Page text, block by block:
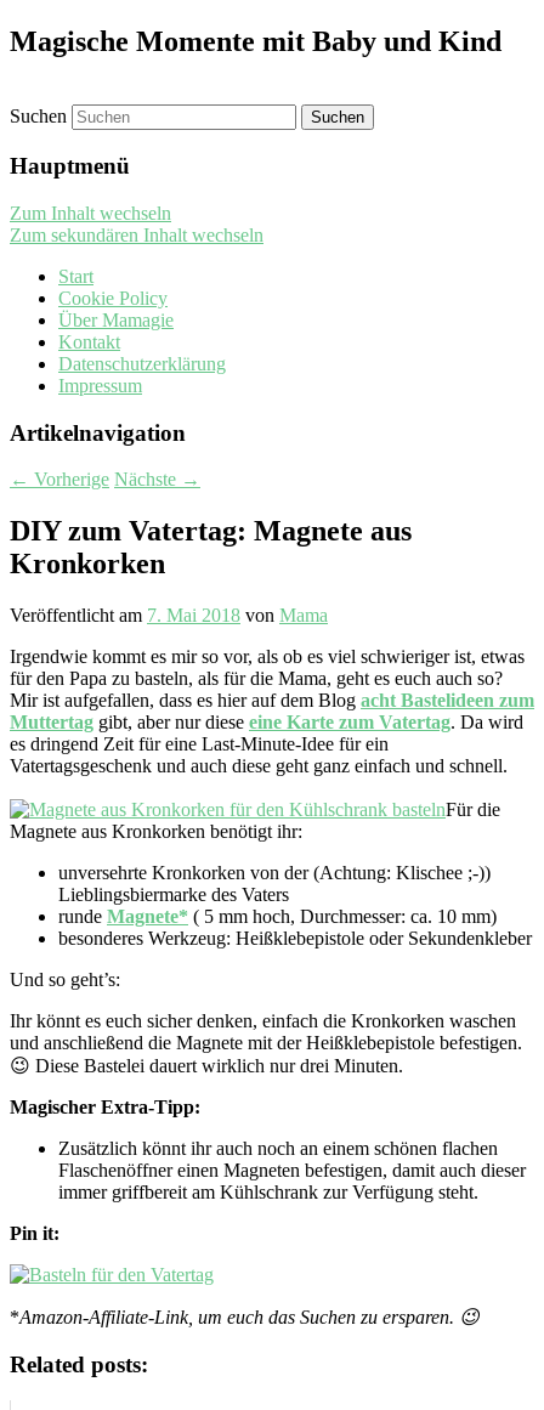
Magische Momente mit Baby und Kind
Suchen
Hauptmenü
Zum Inhalt wechseln
Zum sekundären Inhalt wechseln
Start
Cookie Policy
Über Mamagie
Kontakt
Datenschutzerklärung
Impressum
Artikelnavigation
← Vorherige Nächste →
DIY zum Vatertag: Magnete aus
Kronkorken
Veröffentlicht am 7. Mai 2018 von Mama
Irgendwie kommt es mir so vor, als ob es viel schwieriger ist, etwas
für den Papa zu basteln, als für die Mama, geht es euch auch so?
Mir ist aufgefallen, dass es hier auf dem Blog acht Bastelideen zum
Muttertag gibt, aber nur diese eine Karte zum Vatertag. Da wird
es dringend Zeit für eine Last-Minute-Idee für ein
Vatertagsgeschenk und auch diese geht ganz einfach und schnell.
Für die
Magnete aus Kronkorken benötigt ihr:
unversehrte Kronkorken von der (Achtung: Klischee ;-))
Lieblingsbiermarke des Vaters
runde Magnete* ( 5 mm hoch, Durchmesser: ca. 10 mm)
besonderes Werkzeug: Heißklebepistole oder Sekundenkleber
Und so geht’s:
Ihr könnt es euch sicher denken, einfach die Kronkorken waschen
und anschließend die Magnete mit der Heißklebepistole befestigen.
😉 Diese Bastelei dauert wirklich nur drei Minuten.
Magischer Extra-Tipp:
Zusätzlich könnt ihr auch noch an einem schönen flachen
Flaschenöffner einen Magneten befestigen, damit auch dieser
immer griffbereit am Kühlschrank zur Verfügung steht.
Pin it:
*Amazon-Affiliate-Link, um euch das Suchen zu ersparen. 😉
Related posts: